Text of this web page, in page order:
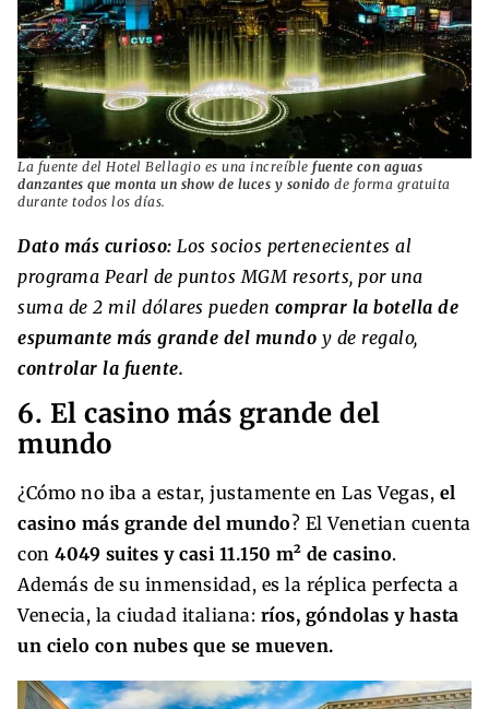
La fuente del Hotel Bellagio es una increíble fuente con aguas
danzantes que monta un show de luces y sonido de forma gratuita
durante todos los días.
Dato más curioso: Los socios pertenecientes al
programa Pearl de puntos MGM resorts, por una
suma de 2 mil dólares pueden comprar la botella de
espumante más grande del mundo y de regalo,
controlar la fuente.
6. El casino más grande del
mundo
¿Cómo no iba a estar, justamente en Las Vegas, el
casino más grande del mundo ? El Venetian cuenta
con 4049 suites y casi 11.150 m² de casino.
Además de su inmensidad, es la réplica perfecta a
Venecia, la ciudad italiana: ríos, góndolas y hasta
un cielo con nubes que se mueven.